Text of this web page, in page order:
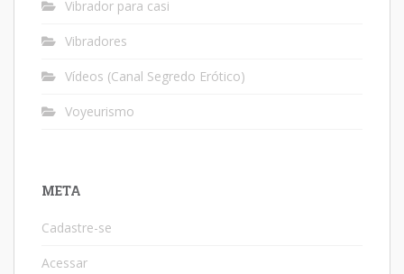
Vibrador para casi
Vibradores
Vídeos (Canal Segredo Erótico)
Voyeurismo
META
Cadastre-se
Acessar